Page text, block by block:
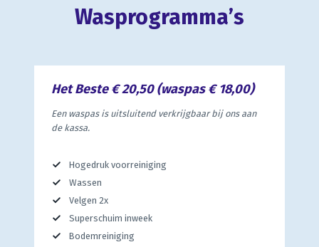
Wasprogramma’s
Het Beste € 20,50 (waspas € 18,00)
Een waspas is uitsluitend verkrijgbaar bij ons aan
de kassa.
Hogedruk voorreiniging
Wassen
Velgen 2x
Superschuim inweek
Bodemreiniging